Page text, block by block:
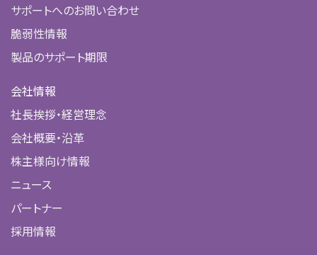
サポートへのお問い合わせ
脆弱性情報
製品のサポート期限
会社情報
社長挨拶・経営理念
会社概要・沿革
株主様向け情報
ニュース
パートナー
採用情報